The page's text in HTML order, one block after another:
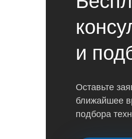
Оставьте
ближайшее
подбора
и